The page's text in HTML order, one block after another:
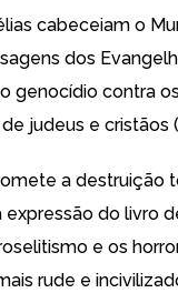
cabeceiam o
dos
genocídio contra
judeus e cristãos
a destruição
do livro
e os
rude e